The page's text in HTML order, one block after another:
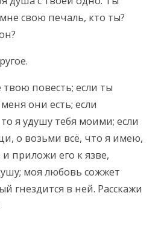
свою печаль, кто ты?
повесть; если ты
они есть; если
я удушу тебя моими; если
о возьми всё, что я имею,
приложи его к язве,
моя любовь сожжет
гнездится в ней. Расскажи